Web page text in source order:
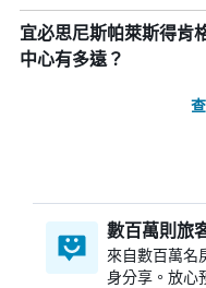
宜必思尼斯帕萊斯得肯
中心有多遠？
數百萬則旅
來自數百萬名
身分享。放心